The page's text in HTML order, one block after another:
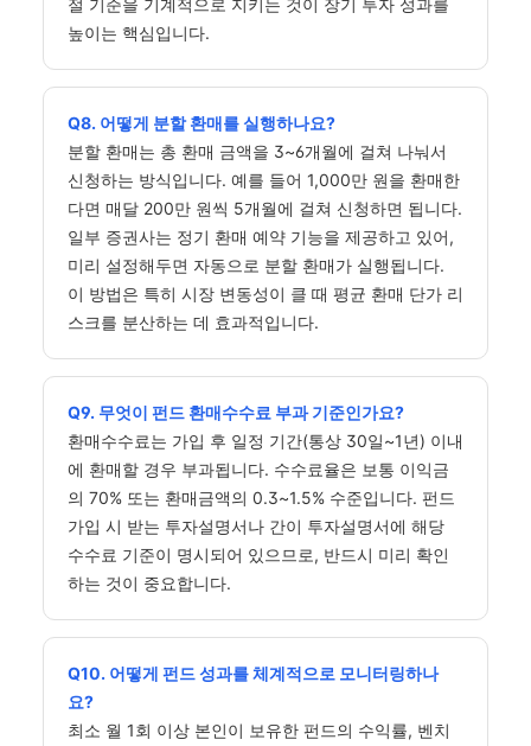
절 기준을 기계적으로 지키는 것이 장기 투자 성과를
높이는 핵심입니다.
Q8. 어떻게 분할 환매를 실행하나요?
분할 환매는 총 환매 금액을 3~6개월에 걸쳐 나눠서
신청하는 방식입니다. 예를 들어 1,000만 원을 환매한
다면 매달 200만 원씩 5개월에 걸쳐 신청하면 됩니다.
일부 증권사는 정기 환매 예약 기능을 제공하고 있어,
미리 설정해두면 자동으로 분할 환매가 실행됩니다.
이 방법은 특히 시장 변동성이 클 때 평균 환매 단가 리
스크를 분산하는 데 효과적입니다.
Q9. 무엇이 펀드 환매수수료 부과 기준인가요?
환매수수료는 가입 후 일정 기간(통상 30일~1년) 이내
에 환매할 경우 부과됩니다. 수수료율은 보통 이익금
의 70% 또는 환매금액의 0.3~1.5% 수준입니다. 펀드
가입 시 받는 투자설명서나 간이 투자설명서에 해당
수수료 기준이 명시되어 있으므로, 반드시 미리 확인
하는 것이 중요합니다.
Q10. 어떻게 펀드 성과를 체계적으로 모니터링하나
요?
최소 월 1회 이상 본인이 보유한 펀드의 수익률, 벤치